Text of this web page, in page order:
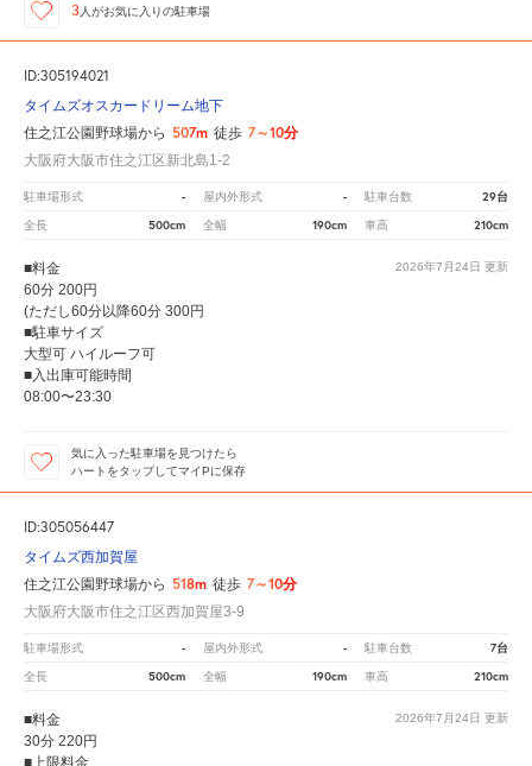
3 人がお気に入りの駐車場
ID:305194021
タイムズオスカードリーム地下
住之江公園野球場から 507m 徒歩 7～10分
大阪府大阪市住之江区新北島1-2
駐車場形式 - 屋内外形式 - 駐車台数 29台
全長 500cm 全幅 190cm 車高 210cm
2026年7月24日 更新
■料金
60分 200円
(ただし60分以降60分 300円
■駐車サイズ
大型可 ハイルーフ可
■入出庫可能時間
08:00〜23:30
気に入った駐車場を見つけたら
ハートをタップしてマイPに保存
ID:305056447
タイムズ西加賀屋
住之江公園野球場から 518m 徒歩 7～10分
大阪府大阪市住之江区西加賀屋3-9
駐車場形式 - 屋内外形式 - 駐車台数 7台
全長 500cm 全幅 190cm 車高 210cm
2026年7月24日 更新
■料金
30分 220円
■上限料金